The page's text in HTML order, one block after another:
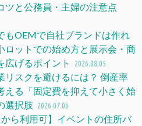
ツと公務員・主婦の注意点
もOEMで自社ブランドは作れ
ロットでの始め方と展示会・商
広げるポイント
2026.08.05
リスクを避けるには？ 倒産率
える「固定費を抑えて小さく始
選択肢 2026.07.06
から利用可】イベントの住所バ